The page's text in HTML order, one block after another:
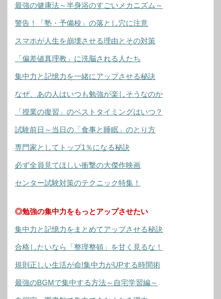
最強の健康法～半身浴のすごいメカニズム～
警告！「塾・予備校」の落とし穴に注意
スマホが人生を崩壊させる理由とその対策
「偏差値真理教」に洗脳される人たち
集中力と記憶力を一緒にアップさせる秘訣
なぜ、あの人はいつも勉強が楽しそうなのか
「授業の復習」のベストタイミングはいつ？
試験前日～当日の「食事と睡眠」のとり方
専門家としてトップ1％になる秘訣
必ず全員見てほしい衝撃の大傑作映画
センター試験対策のテクニック特集！
◎勉強の集中力をもっとアップさせたい
集中力と記憶力をまとめてアップさせる秘訣
合格したいなら「整理整頓」を甘く見るな！
規則正しい生活が命!集中力がUPする時間術
最強のBGMで集中する方法～自宅学習編～